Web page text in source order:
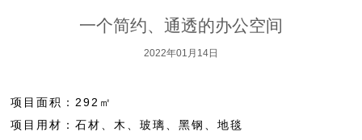
一个简约、通透的办公空间
2022年01月14日
项目面积：292 ㎡
项目用材：石材、木、玻璃、黑钢、地毯